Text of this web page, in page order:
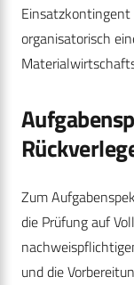
organisatorisch
Zum
die Prüfung auf
und die